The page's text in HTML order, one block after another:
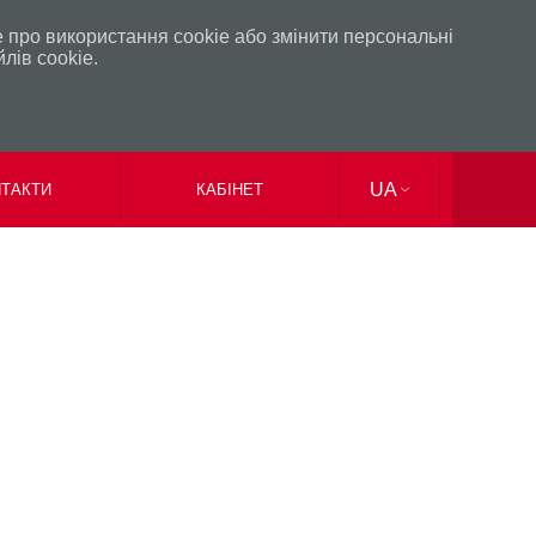
використання сookie або змінити персональні
сookie.
КАБІНЕТ
UA